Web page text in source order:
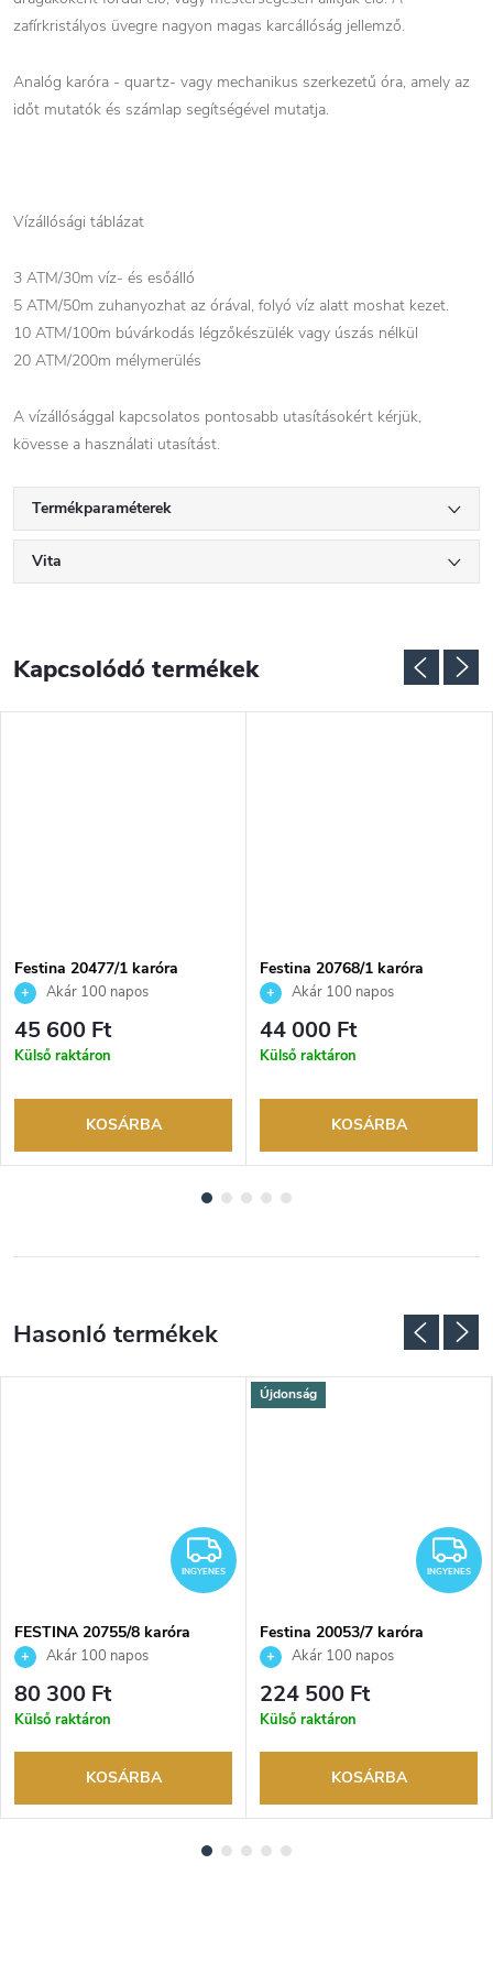
zafírkristályos üvegre nagyon magas karcállóság jellemző.
Analóg karóra - quartz- vagy mechanikus szerkezetű óra, amely az
időt mutatók és számlap segítségével mutatja.
Vízállósági táblázat
3 ATM/30m víz- és esőálló
5 ATM/50m zuhanyozhat az órával, folyó víz alatt moshat kezet.
10 ATM/100m búvárkodás légzőkészülék vagy úszás nélkül
20 ATM/200m mélymerülés
A vízállósággal kapcsolatos pontosabb utasításokért kérjük,
kövesse a használati utasítást.
Termékparaméterek
Vita
Kapcsolódó termékek
Festina 20477/1 karóra
Akár 100 napos
visszaküldési lehetőség. Hivatalos
márkakereskedő.
45 600 Ft
Külső raktáron
KOSÁRBA
Festina 20768/1 karóra
Akár 100 napos
visszaküldési lehetőség. Hivatalos
márkakereskedő.
44 000 Ft
Külső raktáron
KOSÁRBA
INGYENES
INGYENES
FESTINA 20755/8 karóra
Akár 100 napos
visszaküldési lehetőség. Hivatalos
márkakereskedő.
80 300 Ft
Külső raktáron
KOSÁRBA
Újdonság
INGYENES
Festina 20053/7 karóra
Akár 100 napos
visszaküldési lehetőség. Hivatalos
márkakereskedő.
224 500 Ft
Külső raktáron
KOSÁRBA